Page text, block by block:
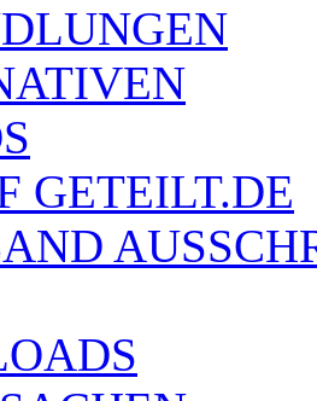
GETEILT.DE